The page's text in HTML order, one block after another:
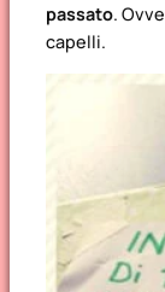
passato.
capelli.